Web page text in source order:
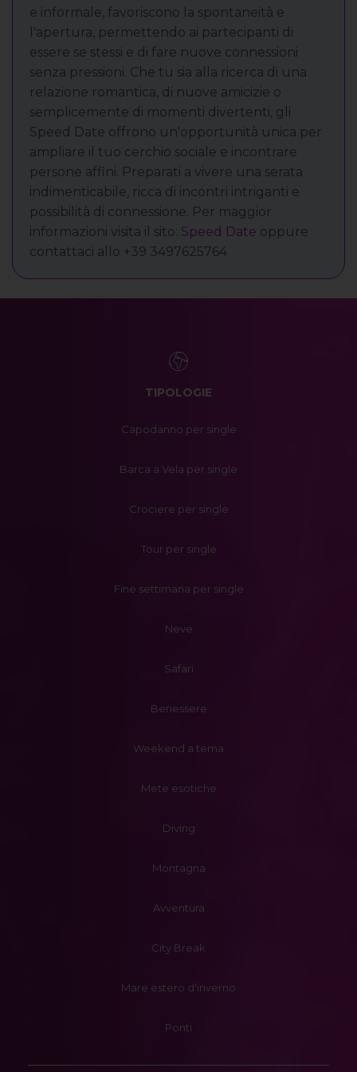
e informale, favoriscono la spontaneità e
l'apertura, permettendo ai partecipanti di
essere se stessi e di fare nuove connessioni
senza pressioni. Che tu sia alla ricerca di una
relazione romantica, di nuove amicizie o
semplicemente di momenti divertenti, gli
Speed Date offrono un'opportunità unica per
ampliare il tuo cerchio sociale e incontrare
persone affini. Preparati a vivere una serata
indimenticabile, ricca di incontri intriganti e
possibilità di connessione. Per maggior
informazioni visita il sito: Speed Date oppure
contattaci allo +39 3497625764
TIPOLOGIE
Capodanno per single
Barca a Vela per single
Crociere per single
Tour per single
Fine settimana per single
Neve
Safari
Benessere
Weekend a tema
Mete esotiche
Diving
Montagna
Avventura
City Break
Mare estero d'inverno
Ponti